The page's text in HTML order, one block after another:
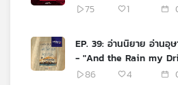
สายลับเวียดนาม
75 1
EP. 39: อ่านนิยาย อ่านอุ
- "And the Rain my
กับประวัติศาสตร์บทที่หาย
86 4